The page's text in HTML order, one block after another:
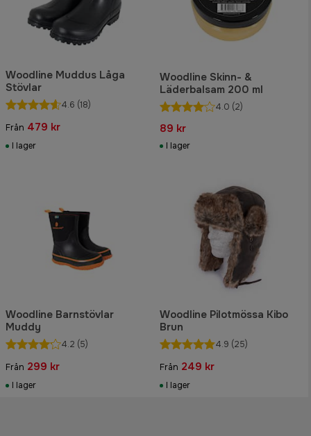
Woodline Muddus Låga
Stövlar
4.6 (18)
Från 479 kr
I lager
Woodline Skinn- &
Läderbalsam 200 ml
4.0 (2)
89 kr
I lager
Woodline Barnstövlar
Muddy
4.2 (5)
Från 299 kr
I lager
Woodline Pilotmössa Kibo
Brun
4.9 (25)
Från 249 kr
I lager